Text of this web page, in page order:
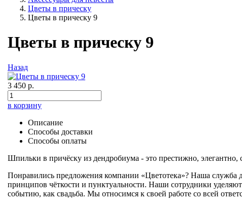
Цветы в прическу
Цветы в прическу 9
Цветы в прическу 9
Назад
3 450 р.
в корзину
Описание
Способы доставки
Способы оплаты
Шпильки в причёску из дендробиума - это престижно, элегантно,
Понравились предложения компании «Цветотека»? Наша служба
принципов чёткости и пунктуальности. Наши сотрудники
событию, как свадьба. Мы относимся к своей работе со всей